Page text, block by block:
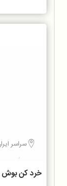
سراسر
خرد کن بوش MMR 15A1